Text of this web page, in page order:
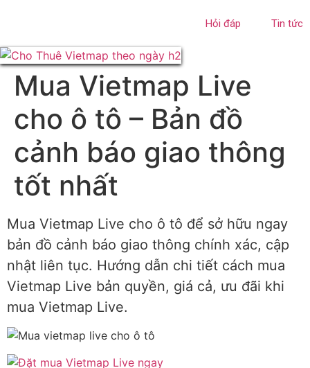
Hỏi đáp Tin tức
Mua Vietmap Live
cho ô tô – Bản đồ
cảnh báo giao thông
tốt nhất
Mua Vietmap Live cho ô tô để sở hữu ngay
bản đồ cảnh báo giao thông chính xác, cập
nhật liên tục. Hướng dẫn chi tiết cách mua
Vietmap Live bản quyền, giá cả, ưu đãi khi
mua Vietmap Live.